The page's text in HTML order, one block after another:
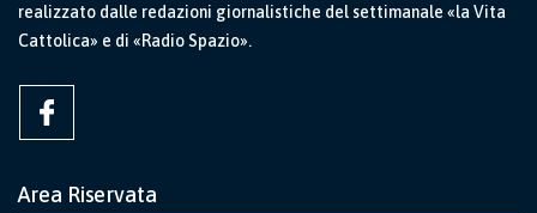
realizzato dalle redazioni giornalistiche del settimanale «la Vita
Cattolica» e di «Radio Spazio».
Area Riservata